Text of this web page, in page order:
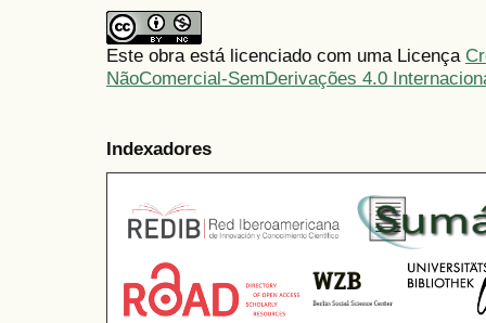
Este obra está licenciado com uma Licença
NãoComercial-SemDerivações 4.0
Indexadores